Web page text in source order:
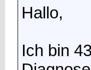
Hallo,
Ich bin